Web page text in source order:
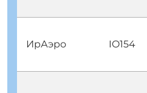
ИрАэро IO154